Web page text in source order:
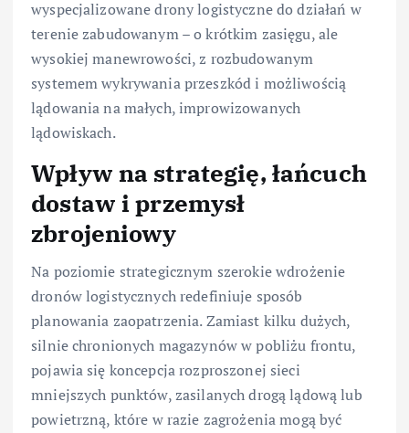
wyspecjalizowane drony logistyczne do działań w
terenie zabudowanym – o krótkim zasięgu, ale
wysokiej manewrowości, z rozbudowanym
systemem wykrywania przeszkód i możliwością
lądowania na małych, improwizowanych
lądowiskach.
Wpływ na strategię, łańcuch
dostaw i przemysł
zbrojeniowy
Na poziomie strategicznym szerokie wdrożenie
dronów logistycznych redefiniuje sposób
planowania zaopatrzenia. Zamiast kilku dużych,
silnie chronionych magazynów w pobliżu frontu,
pojawia się koncepcja rozproszonej sieci
mniejszych punktów, zasilanych drogą lądową lub
powietrzną, które w razie zagrożenia mogą być